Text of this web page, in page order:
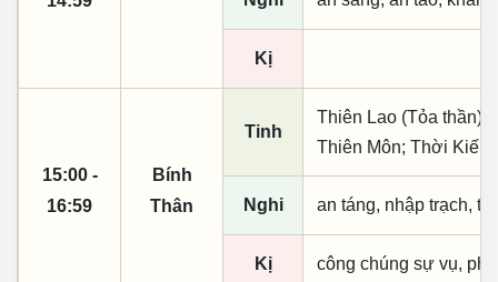
Kị
15:00 -
16:59
Bính
Thân
Tinh
Thiên Lao (Tỏa thần);
Thiên Môn; Thời Kiến;
Nghi an táng, nhập trạch,
Kị công chúng sự vụ,